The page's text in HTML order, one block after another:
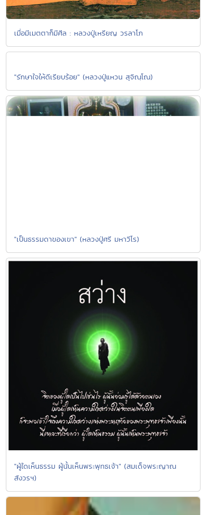
เมื่อมีเมตตาก็มีศีล : หลวงปู่เหรียญ วรลาโภ
"รักษาใจให้ดีเรียบร้อย" (หลวงปู่แหวน สุจิณฺโณ)
"เป็นธรรมดาของเขา" (หลวงปู่ศรี มหาวีโร)
"ผู้ใดเห็นธรรม ผู้นั้นเห็นพระพุทธเจ้า" (สมเด็จพระญาณ
สังวรฯ)